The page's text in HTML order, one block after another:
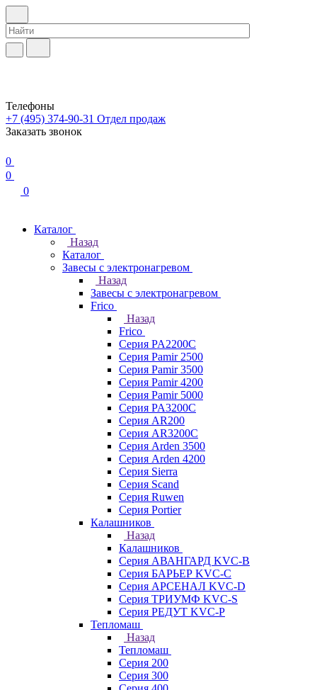
Телефоны
+7 (495) 374-90-31 Отдел продаж
Заказать звонок
0
0
0
Каталог
Назад
Каталог
Завесы с электронагревом
Назад
Завесы с электронагревом
Frico
Назад
Frico
Серия PA2200C
Серия Pamir 2500
Серия Pamir 3500
Серия Pamir 4200
Серия Pamir 5000
Серия PA3200C
Серия AR200
Серия AR3200C
Серия Arden 3500
Серия Arden 4200
Серия Sierra
Серия Scand
Серия Ruwen
Серия Portier
Калашников
Назад
Калашников
Серия АВАНГАРД KVC-B
Серия БАРЬЕР KVC-C
Серия АРСЕНАЛ KVC-D
Серия ТРИУМФ KVC-S
Серия РЕДУТ KVC-P
Тепломаш
Назад
Тепломаш
Серия 200
Серия 300